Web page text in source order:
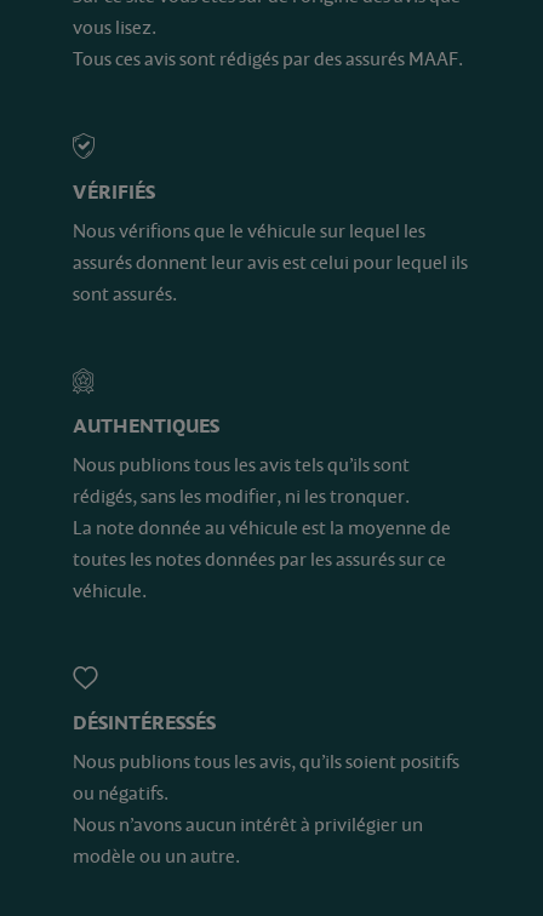
vous lisez.
Tous ces avis sont rédigés par des assurés MAAF.
VÉRIFIÉS
Nous vérifions que le véhicule sur lequel les
assurés donnent leur avis est celui pour lequel ils
sont assurés.
AUTHENTIQUES
Nous publions tous les avis tels qu’ils sont
rédigés, sans les modifier, ni les tronquer.
La note donnée au véhicule est la moyenne de
toutes les notes données par les assurés sur ce
véhicule.
DÉSINTÉRESSÉS
Nous publions tous les avis, qu’ils soient positifs
ou négatifs.
Nous n’avons aucun intérêt à privilégier un
modèle ou un autre.